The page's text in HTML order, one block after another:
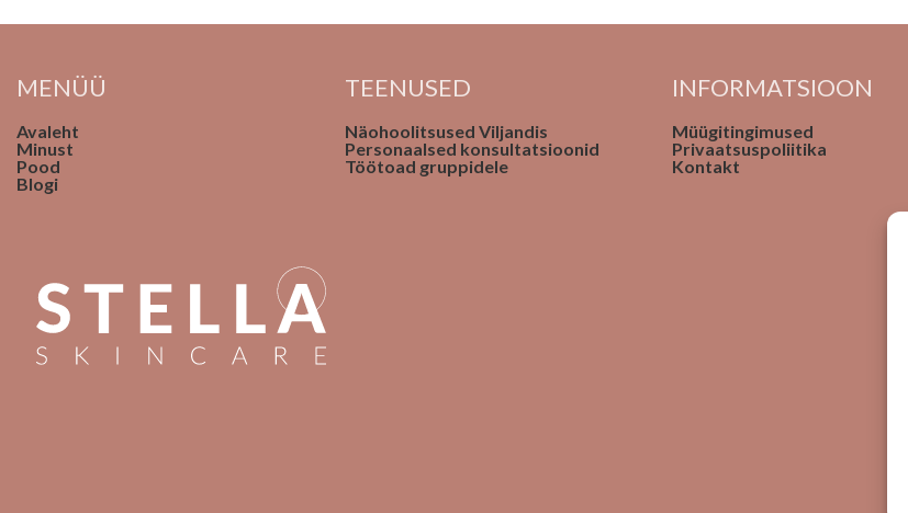
MENÜÜ
Avaleht
Minust
Pood
Blogi
TEENUSED
Näohoolitsused Viljandis
Personaalsed konsultatsioonid
Töötoad gruppidele
INFORMATSIOON
Müügitingimused
Privaatsuspoliitika
Kontakt